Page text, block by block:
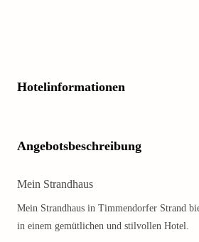
Hotelinformationen
Angebotsbeschreibung
Mein Strandhaus
Mein Strandhaus in Timmendorfer Strand
in einem gemütlichen und stilvollen Hotel.